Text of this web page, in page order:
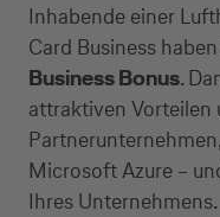
Inhabende einer
Card Business
Business Bonus.
attraktiven Vorteilen
Microsoft Azure –
Ihres Unternehmens.